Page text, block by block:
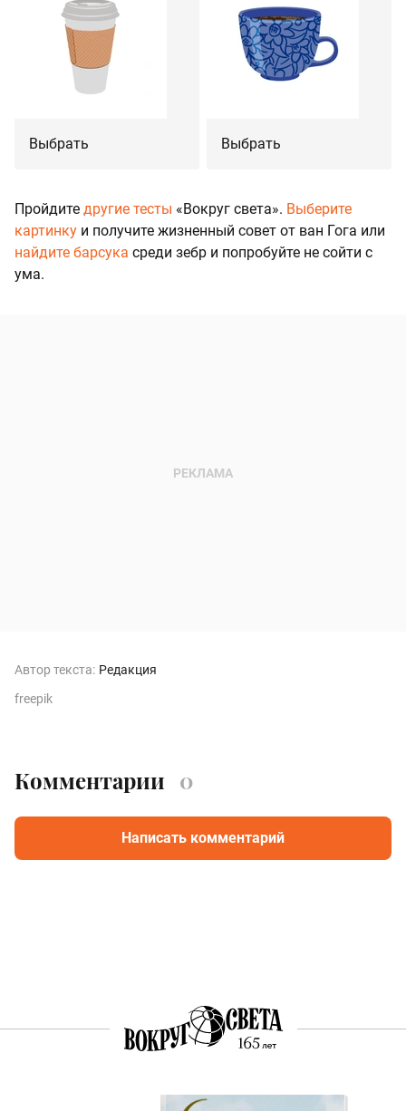
Выбрать Выбрать
Пройдите другие тесты «Вокруг света». Выберите
картинку и получите жизненный совет от ван Гога или
найдите барсука среди зебр и попробуйте не сойти с
ума.
Автор текста: Редакция
freepik
Комментарии 0
Написать комментарий